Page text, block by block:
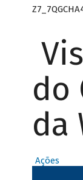
do
da
Ações